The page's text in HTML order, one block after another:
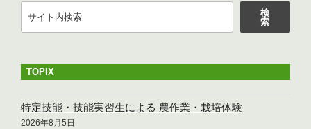
検
索
TOPIX
特定技能・技能実習生による 農作業・栽培体験
2026年8月5日